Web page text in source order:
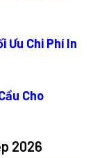
Ưu Chi Phí In
Cho
2026